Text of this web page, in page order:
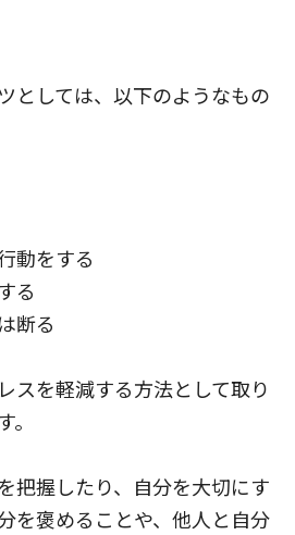
としては、以下のようなもの
動をする
る
断る
スを軽減する方法として取り
把握したり、自分を大切にす
を褒めることや、他人と自分